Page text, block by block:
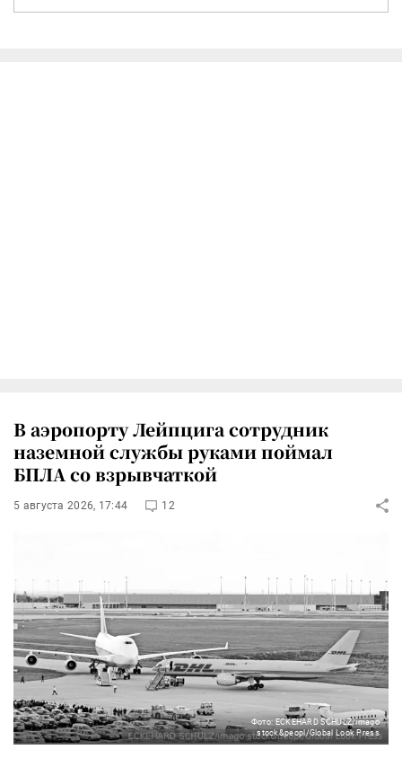
В аэропорту Лейпцига сотрудник
наземной службы руками поймал
БПЛА со взрывчаткой
5 августа 2026, 17:44 12
Фото: ECKEHARD SCHULZ/imago
stock&peopl/Global Look Press